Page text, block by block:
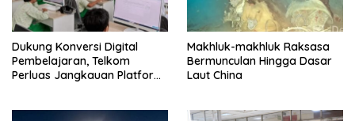
Dukung Konversi Digital
Pembelajaran, Telkom
Perluas Jangkauan Platform
Makhluk-makhluk Raksasa
Bermunculan Hingga Dasar
Laut China